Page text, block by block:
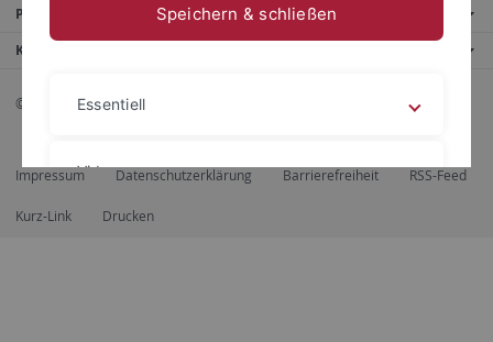
Portale
Kontaktinfo
© 2026 Eberhard Karls Universität Tübingen, Tübingen
Impressum Datenschutzerklärung Barrierefreiheit RSS-Feed
Kurz-Link Drucken
Speichern & schließen
Essentiell
Videos